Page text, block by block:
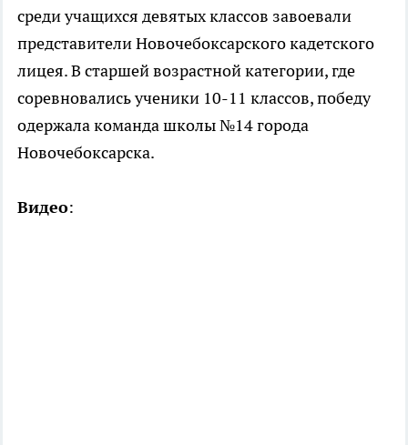
среди учащихся девятых классов завоевали
представители Новочебоксарского кадетского
лицея. В старшей возрастной категории, где
соревновались ученики 10-11 классов, победу
одержала команда школы №14 города
Новочебоксарска.
Видео: